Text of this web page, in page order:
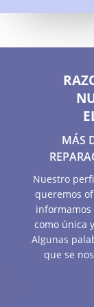
MÁS
Nuestro
queremos
informamos
como única
Algunas
que se